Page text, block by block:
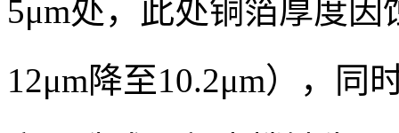
5μm处，此处铜箔厚度
12μm降至10.2μm），同